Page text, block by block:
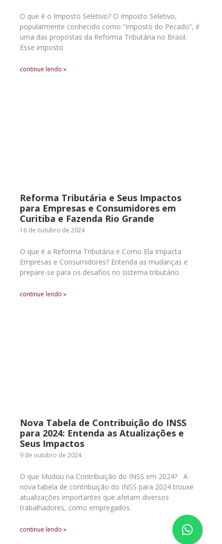
O que é o Imposto Seletivo? O Imposto Seletivo,
popularmente conhecido como “Imposto do Pecado”, é
uma das propostas da Reforma Tributária no Brasil.
Esse imposto
continue lendo »
Reforma Tributária e Seus Impactos
para Empresas e Consumidores em
Curitiba e Fazenda Rio Grande
16 de outubro de 2024
O que é a Reforma Tributária e Como Ela Impacta
Empresas e Consumidores? Entenda as mudanças e
prepare-se para os desafios no sistema tributário.
continue lendo »
Nova Tabela de Contribuição do INSS
para 2024: Entenda as Atualizações e
Seus Impactos
9 de outubro de 2024
O que Mudou na Contribuição do INSS em 2024? A
nova tabela de contribuição do INSS para 2024 trouxe
atualizações importantes que afetam diversos
trabalhadores, como empregados
continue lendo »